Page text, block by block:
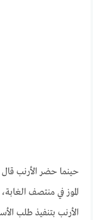
حينما حضر الأرنب
الموز في منتصف
الأرنب بتنفيذ طلب